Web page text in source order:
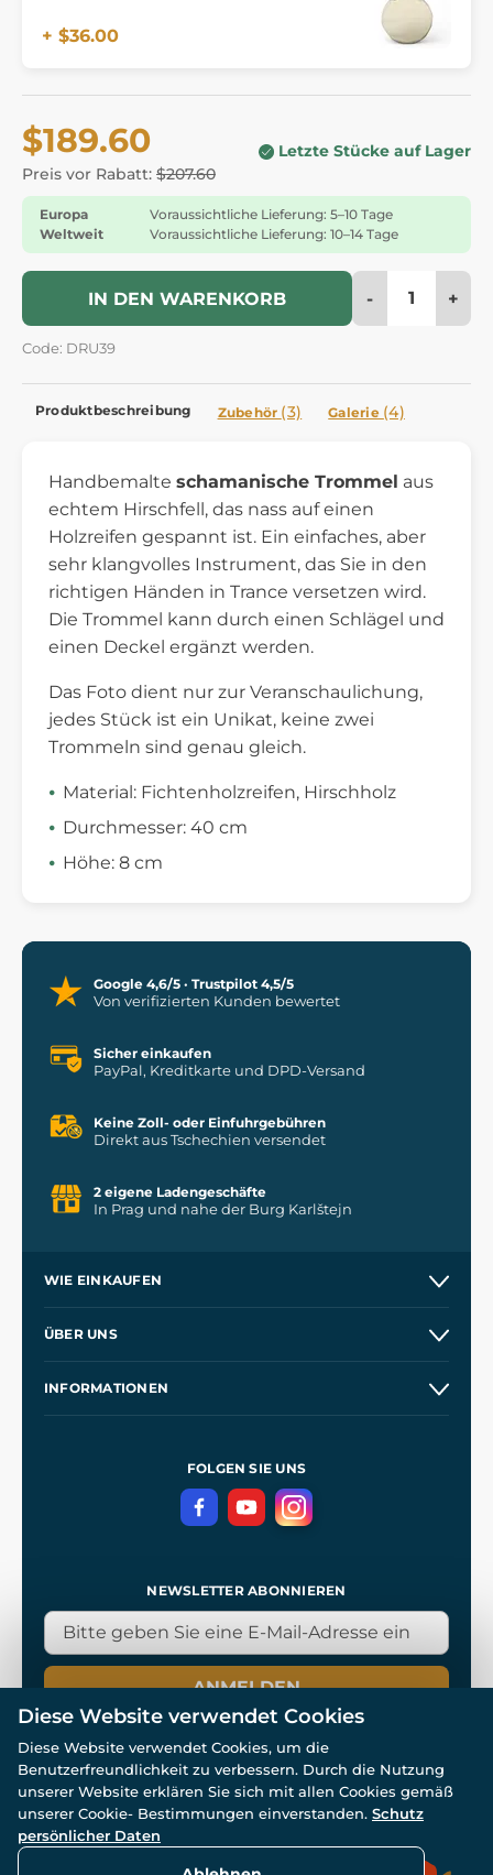
+ $36.00
$189.60
Preis vor Rabatt: $207.60
Letzte Stücke auf Lager
Europa
Voraussichtliche Lieferung: 5–10 Tage
Weltweit
Voraussichtliche Lieferung: 10–14 Tage
IN DEN WARENKORB - +
Code: DRU39
Produktbeschreibung Zubehör (3) Galerie (4)
Handbemalte schamanische Trommel aus
echtem Hirschfell, das nass auf einen
Holzreifen gespannt ist. Ein einfaches, aber
sehr klangvolles Instrument, das Sie in den
richtigen Händen in Trance versetzen wird.
Die Trommel kann durch einen Schlägel und
einen Deckel ergänzt werden.
Das Foto dient nur zur Veranschaulichung,
jedes Stück ist ein Unikat, keine zwei
Trommeln sind genau gleich.
Material: Fichtenholzreifen, Hirschholz
Durchmesser: 40 cm
Höhe: 8 cm
Google 4,6/5 · Trustpilot 4,5/5
Von verifizierten Kunden bewertet
Sicher einkaufen
PayPal, Kreditkarte und DPD-Versand
Keine Zoll- oder Einfuhrgebühren
Direkt aus Tschechien versendet
2 eigene Ladengeschäfte
In Prag und nahe der Burg Karlštejn
WIE EINKAUFEN
Kontakt
ÜBER UNS
INFORMATIONEN
DatenschutzerklärungFOLGEN SIE UNS
NEWSLETTER ABONNIEREN
ANMELDEN
© Alle Rechte vorbehalten. www.wulflund.de 2007-2026.
Powered by
Diese Website verwendet Cookies
Diese Website verwendet Cookies, um die
Benutzerfreundlichkeit zu verbessern. Durch die Nutzung
unserer Website erklären Sie sich mit allen Cookies gemäß
unserer Cookie- Bestimmungen einverstanden. Schutz
persönlicher Daten